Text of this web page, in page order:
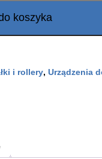
koszyka
i rollery, Urządzenia